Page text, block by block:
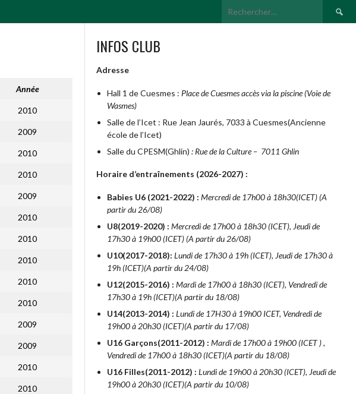
Année
2010
2009
2010
2010
2009
2010
2010
2010
2010
2010
2009
2009
2010
2010
INFOS CLUB
Adresse
Hall 1 de Cuesmes : Place de Cuesmes accès via la piscine (Voie de
Wasmes)
Salle de l’Icet : Rue Jean Jaurés, 7033 à Cuesmes(Ancienne
école de l’Icet)
Salle du CPESM(Ghlin) : Rue de la Culture – 7011 Ghlin
Horaire d’entraînements (2026-2027) :
Babies U6 (2021-2022) : Mercredi de 17h00 à 18h30(ICET) (A
partir du 26/08)
U8(2019-2020) : Mercredi de 17h00 à 18h30 (ICET), Jeudi de
17h30 à 19h00 (ICET) (A partir du 26/08)
U10(2017-2018): Lundi de 17h30 à 19h (ICET), Jeudi de 17h30 à
19h (ICET)(A partir du 24/08)
U12(2015-2016) : Mardi de 17h00 à 18h30 (ICET), Vendredi de
17h30 à 19h (ICET)(A partir du 18/08)
U14(2013-2014) : Lundi de 17H30 à 19h00 ICET, Vendredi de
19h00 à 20h30 (ICET)(A partir du 17/08)
U16 Garçons(2011-2012) : Mardi de 17h00 à 19h00 (ICET ) ,
Vendredi de 17h00 à 18h30 (ICET)(A partir du 18/08)
U16 Filles(2011-2012) : Lundi de 19h00 à 20h30 (ICET), Jeudi de
19h00 à 20h30 (ICET)(A partir du 10/08)